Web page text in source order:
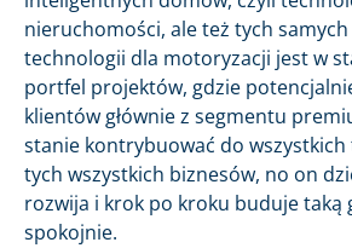
nieruchomości, ale też tych
technologii dla motoryzacji jest w
portfel projektów, gdzie
klientów głównie z segmentu
stanie kontrybuować do wszystkich
tych wszystkich biznesów, no on
rozwija i krok po kroku buduje taką
spokojnie.